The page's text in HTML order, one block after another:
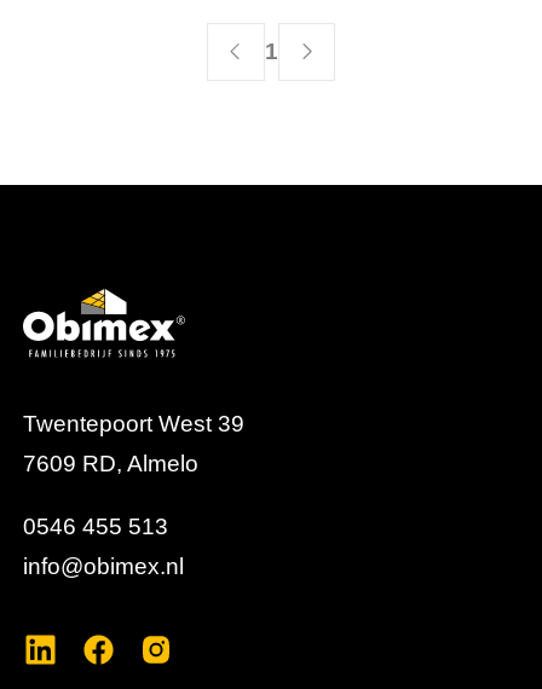
1
Twentepoort West 39
7609 RD, Almelo
0546 455 513
info@obimex.nl